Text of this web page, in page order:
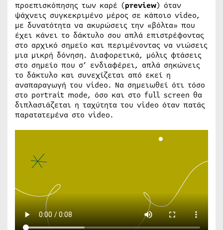
προεπισκόπησης των καρέ (preview) όταν
ψάχνεις συγκεκριμένο μέρος σε κάποιο video,
με δυνατότητα να ακυρώσεις την «βόλτα» που
έχει κάνει το δάκτυλο σου απλά επιστρέφοντας
στο αρχικό σημείο και περιμένοντας να νιώσεις
μια μικρή δόνηση. Διαφορετικά, μόλις φτάσεις
στο σημείο που σ’ ενδιαφέρει, απλά σηκώνεις
το δάκτυλο και συνεχίζεται από εκεί η
αναπαραγωγή του video. Να σημειωθεί ότι τόσο
στο portrait mode, όσο και στο full screen θα
διπλασιάζεται η ταχύτητα του video όταν πατάς
παρατατεμένα στο video.